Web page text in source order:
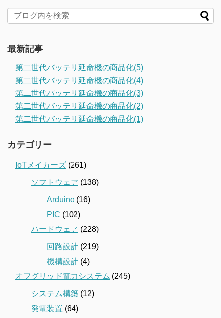
最新記事
第二世代バッテリ延命機の商品化(5)
第二世代バッテリ延命機の商品化(4)
第二世代バッテリ延命機の商品化(3)
第二世代バッテリ延命機の商品化(2)
第二世代バッテリ延命機の商品化(1)
カテゴリー
IoTメイカーズ (261)
ソフトウェア (138)
Arduino (16)
PIC (102)
ハードウェア (228)
回路設計 (219)
機構設計 (4)
オフグリッド電力システム (245)
システム構築 (12)
発電装置 (64)